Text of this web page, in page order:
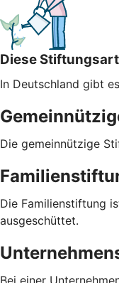
Diese
In Deutschland gibt
Die gemeinnützige
Die Familienstiftung
ausgeschüttet.
Bei einer